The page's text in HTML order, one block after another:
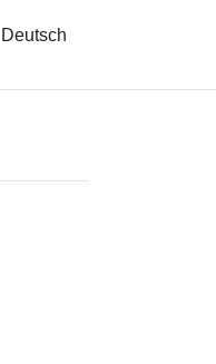
Deutsch